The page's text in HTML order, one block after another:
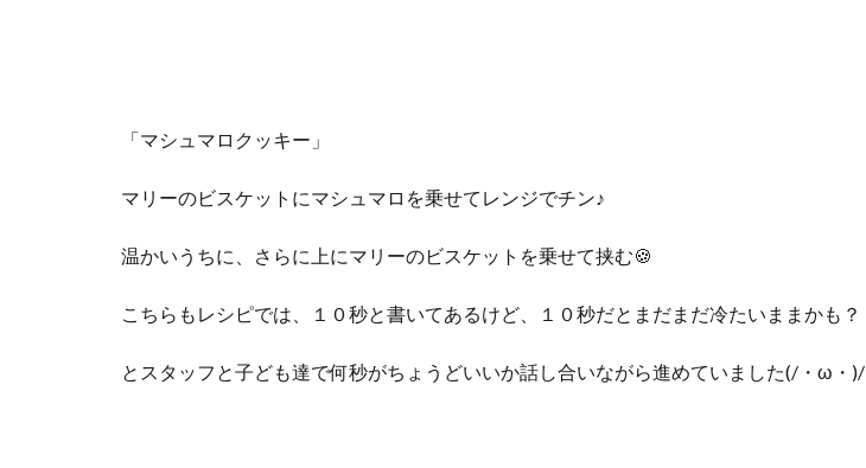
「マシュマロクッキー」
マリーのビスケットにマシュマロを乗せてレンジでチン♪
温かいうちに、さらに上にマリーのビスケットを乗せて挟む🍪
こちらもレシピでは、１０秒と書いてあるけど、１０秒だとまだまだ冷たいままかも？
とスタッフと子ども達で何秒がちょうどいいか話し合いながら進めていました(/・ω・)/